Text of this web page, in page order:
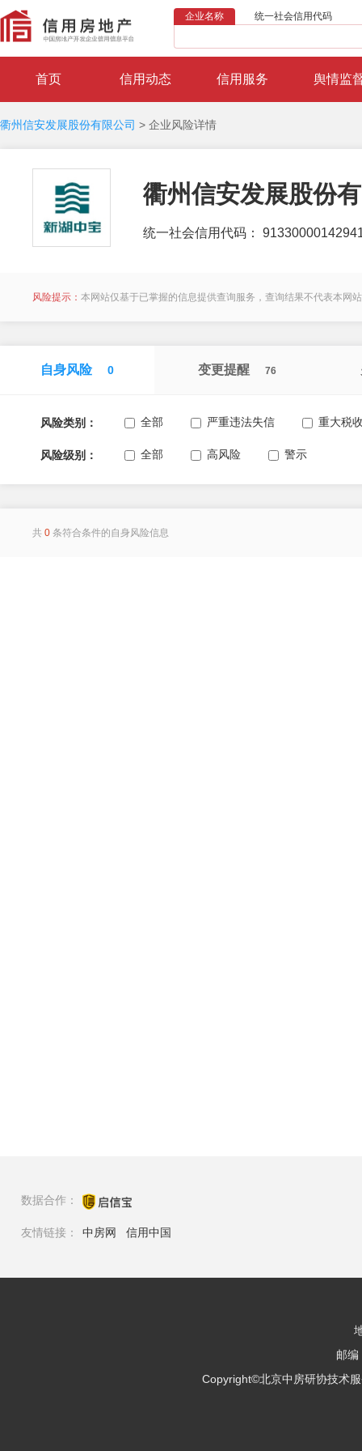
企业名称 统一社会信用代码
首页 信用动态 信用服务 舆情监
衢州信安发展股份有限公司 > 企业风险详情
衢州信安发展股份
统一社会信用代码：
风险提示： 本网站仅基于已掌握的信息提供查询服务，查询结果不代表本网
自身风险 0 变更提醒 76
风险类别： 全部 严重违法失信 重大税
风险级别： 全部 高风险 警示
共 0 条符合条件的自身风险信息
数据合作：
友情链接： 中房网 信用中国
邮
Copyright©北京中房研协技术